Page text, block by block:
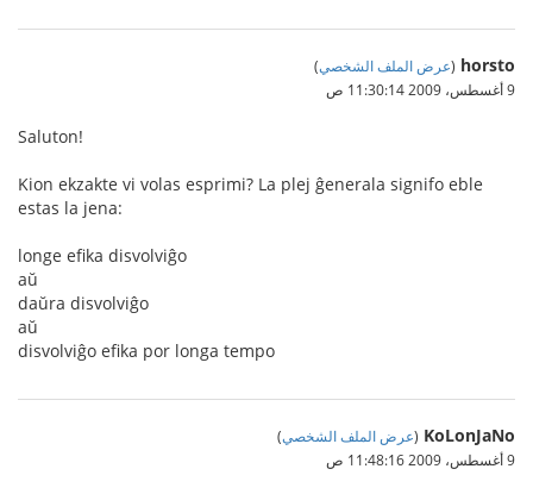
horsto
(عرض الملف الشخصي)
9 أغسطس، 2009 11:30:14 ص
Saluton!
Kion ekzakte vi volas esprimi? La plej ĝenerala signifo eble
estas la jena:
longe efika disvolviĝo
aŭ
daŭra disvolviĝo
aŭ
disvolviĝo efika por longa tempo
KoLonJaNo
(عرض الملف الشخصي)
9 أغسطس، 2009 11:48:16 ص